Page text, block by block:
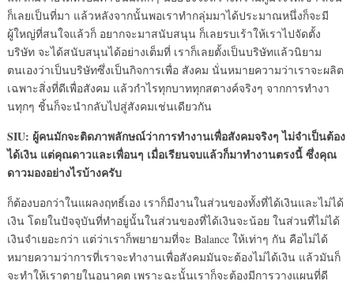
ก็เลยเป็นที่มา แล้วหลังจากนั้นพอเราทำกลุ่มมาได้ประมาณหนึ่งก็จะมี
ผู้ใหญ่ที่สนใจแล้วก็ อยากจะมาสนับสนุน ก็เลยรบเร้าให้เราไปจัดตั้ง
บริษัท จะได้สนับสนุนได้อย่างเต็มที่ เราก็เลยตั้งเป็นบริษัทแล้วนิยาม
ตนเองว่าเป็นบริษัทซึ่งเป็นกิจการเพื่อ สังคม นั่นหมายความว่าเราจะผลิต
เฉพาะสิ่งที่ดีเพื่อสังคม แล้วกำไรทุกบาททุกสตางค์จริงๆ จากการทำงา
นทุกๆ ชิ้นก็จะนำกลับไปสู่สังคมเช่นเดียวกัน
SIU: ผู้คนมักจะติดภาพลักษณ์ว่าการทำงานเพื่อสังคมจริงๆ ไม่จำเป็นต้อง
ได้เงิน แต่คุณดาวและเพื่อนๆ เมื่อเรียนจบแล้วก็มาทำงานตรงนี้ ซึ่งคุณ
ดาวมองอย่างไรบ้างครับ
ก็ต้องบอกว่าในแผลงฤทธิ์เอง เราก็มีงานในส่วนของทั้งที่ได้เงินและไม่ได้
เงิน โดยในปัจจุบันที่ทำอยู่นั้นในส่วนของที่ได้เงินจะน้อย ในส่วนที่ไม่ได้
เงินจำเยอะกว่า แต่ว่าเราก็พยายามที่จะ Balance ให้เท่าๆ กัน คือไม่ได้
หมายความว่าการที่เราจะทำงานเพื่อสังคมมันจะต้องไม่ได้เงิน แล้วมันก็
จะทำให้เราตายในอนาคต เพราะฉะนั้นเราก็จะต้องมีการวางแผนที่ดี